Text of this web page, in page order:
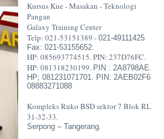
Kursus Kue - Masakan - Teknologi
Pangan
Galaxy Training Center
Telp: 021-53151389 - 021-49111425
Fax: 021-53155652.
HP: 085693774515. PIN: 237D76FC.
HP: 081318230199. PIN : 2A8798AE.
HP; 081231071701. PIN: 2AEB02F6
08883271088
Kompleks Ruko BSD sektor 7 Blok RL
31-32-33.
Serpong – Tangerang.